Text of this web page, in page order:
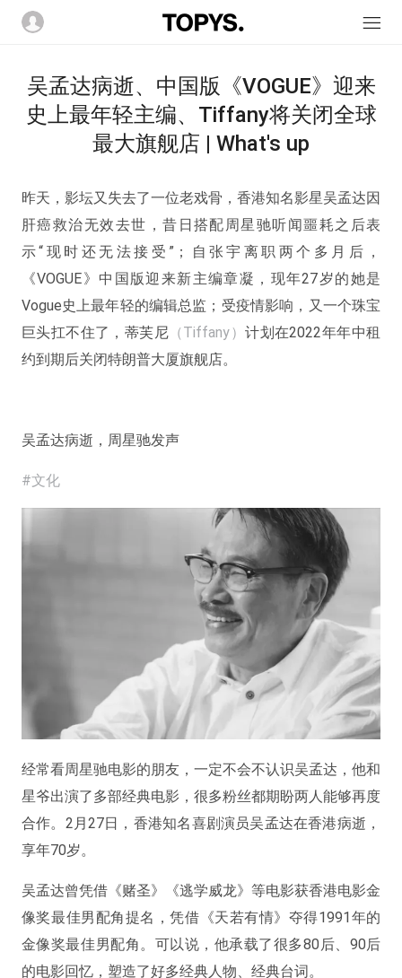
吴孟达病逝、中国版《VOGUE》迎来
史上最年轻主编、Tiffany将关闭全球
最大旗舰店 | What's up
昨天，影坛又失去了一位老戏骨，香港知名影星吴孟达因
肝癌救治无效去世，昔日搭配周星驰听闻噩耗之后表
示“现时还无法接受”；自张宇离职两个多月后，
《VOGUE》中国版迎来新主编章凝，现年27岁的她是
Vogue史上最年轻的编辑总监；受疫情影响，又一个珠宝
巨头扛不住了，蒂芙尼 （Tiffany）计划在2022年年中租
约到期后关闭特朗普大厦旗舰店。
吴孟达病逝，周星驰发声
#文化
经常看周星驰电影的朋友，一定不会不认识吴孟达，他和
星爷出演了多部经典电影，很多粉丝都期盼两人能够再度
合作。2月27日，香港知名喜剧演员吴孟达在香港病逝，
享年70岁。
吴孟达曾凭借《赌圣》《逃学威龙》等电影获香港电影金
像奖最佳男配角提名，凭借《天若有情》夺得1991年的
金像奖最佳男配角。可以说，他承载了很多80后、90后
的电影回忆，塑造了好多经典人物、经典台词。